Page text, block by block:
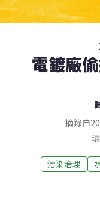
電鍍廠
摘錄自
污染治理